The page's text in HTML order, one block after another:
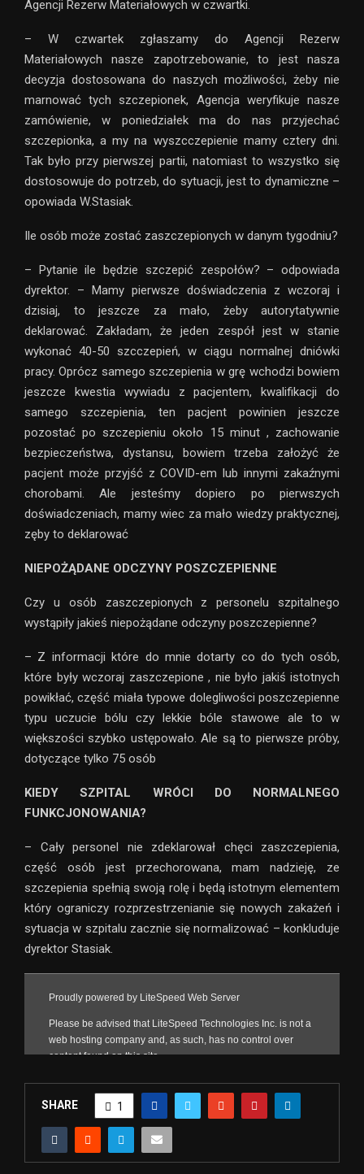
Agencji Rezerw Materiałowych w czwartki.
– W czwartek zgłaszamy do Agencji Rezerw
Materiałowych nasze zapotrzebowanie, to jest nasza
decyzja dostosowana do naszych możliwości, żeby nie
marnować tych szczepionek, Agencja weryfikuje nasze
zamówienie, w poniedziałek ma do nas przyjechać
szczepionka, a my na wyszcczepienie mamy cztery dni.
Tak było przy pierwszej partii, natomiast to wszystko się
dostosowuje do potrzeb, do sytuacji, jest to dynamiczne –
opowiada W.Stasiak.
Ile osób może zostać zaszczepionych w danym tygodniu?
– Pytanie ile będzie szczepić zespołów? – odpowiada
dyrektor. – Mamy pierwsze doświadczenia z wczoraj i
dzisiaj, to jeszcze za mało, żeby autorytatywnie
deklarować. Zakładam, że jeden zespół jest w stanie
wykonać 40-50 szcczepień, w ciągu normalnej dniówki
pracy. Oprócz samego szczepienia w grę wchodzi bowiem
jeszcze kwestia wywiadu z pacjentem, kwalifikacji do
samego szczepienia, ten pacjent powinien jeszcze
pozostać po szczepieniu około 15 minut , zachowanie
bezpieczeństwa, dystansu, bowiem trzeba założyć że
pacjent może przyjść z COVID-em lub innymi zakaźnymi
chorobami. Ale jesteśmy dopiero po pierwszych
doświadczeniach, mamy wiec za mało wiedzy praktycznej,
zęby to deklarować
NIEPOŻĄDANE ODCZYNY POSZCZEPIENNE
Czy u osób zaszczepionych z personelu szpitalnego
wystąpiły jakieś niepożądane odczyny poszczepienne?
– Z informacji które do mnie dotarty co do tych osób,
które były wczoraj zaszczepione , nie było jakiś istotnych
powikłać, część miała typowe dolegliwości poszczepienne
typu uczucie bólu czy lekkie bóle stawowe ale to w
większości szybko ustępowało. Ale są to pierwsze próby,
dotyczące tylko 75 osób
KIEDY SZPITAL WRÓCI DO NORMALNEGO
FUNKCJONOWANIA?
– Cały personel nie zdeklarował chęci zaszczepienia,
część osób jest przechorowana, mam nadzieję, ze
szczepienia spełnią swoją rolę i będą istotnym elementem
który ograniczy rozprzestrzenianie się nowych zakażeń i
sytuacja w szpitalu zacznie się normalizować – konkluduje
dyrektor Stasiak.
SHARE 1